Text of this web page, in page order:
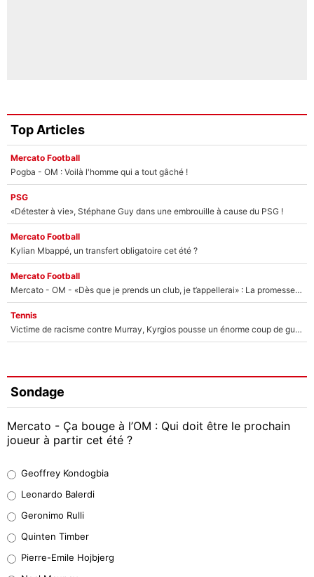
Top Articles
Mercato Football
Pogba - OM : Voilà l'homme qui a tout gâché !
PSG
«Détester à vie», Stéphane Guy dans une embrouille à cause du PSG !
Mercato Football
Kylian Mbappé, un transfert obligatoire cet été ?
Mercato Football
Mercato - OM - «Dès que je prends un club, je t’appellerai» : La promesse de Marcelino au moment de claquer la porte
Tennis
Victime de racisme contre Murray, Kyrgios pousse un énorme coup de gueule !
Sondage
Mercato - Ça bouge à l’OM : Qui doit être le prochain
joueur à partir cet été ?
38%
32%
5%
Geoffrey Kondogbia
Leonardo Balerdi
Geronimo Rulli
Quinten Timber
Pierre-Emile Hojbjerg